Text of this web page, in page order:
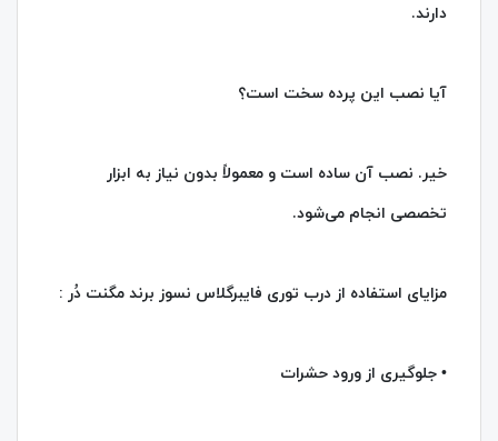
دارند.
آیا نصب این پرده سخت است؟
خیر. نصب آن ساده است و معمولاً بدون نیاز به ابزار
تخصصی انجام می‌شود.
مزایای استفاده از درب توری فایبرگلاس نسوز برند مگنت دُر :
• جلوگیری از ورود حشرات